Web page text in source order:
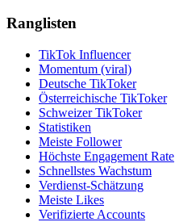
Ranglisten
TikTok Influencer
Momentum (viral)
Deutsche TikToker
Österreichische TikToker
Schweizer TikToker
Statistiken
Meiste Follower
Höchste Engagement Rate
Schnellstes Wachstum
Verdienst-Schätzung
Meiste Likes
Verifizierte Accounts